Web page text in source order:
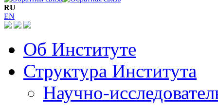
RU
EN
Об Институте
Структура Института
Научно-